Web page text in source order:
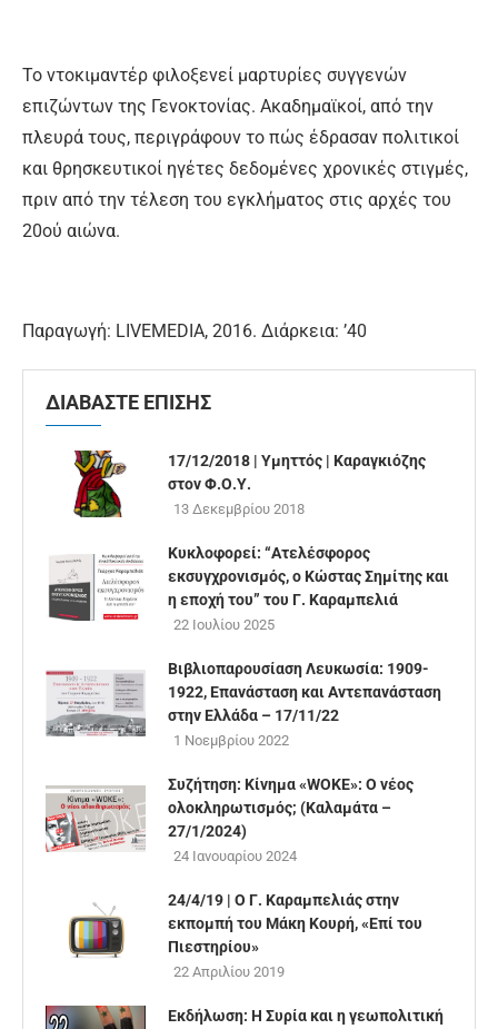
Το ντοκιμαντέρ φιλοξενεί μαρτυρίες συγγενών
επιζώντων της Γενοκτονίας. Ακαδημαϊκοί, από την
πλευρά τους, περιγράφουν το πώς έδρασαν πολιτικοί
και θρησκευτικοί ηγέτες δεδομένες χρονικές στιγμές,
πριν από την τέλεση του εγκλήματος στις αρχές του
20ού αιώνα.
Παραγωγή: LIVEMEDIA, 2016. Διάρκεια: ’40
ΔΙΑΒΑΣΤΕ ΕΠΙΣΗΣ
17/12/2018 | Υμηττός | Καραγκιόζης
στον Φ.Ο.Υ.
13 Δεκεμβρίου 2018
Κυκλοφορεί: “Aτελέσφορος
εκσυγχρονισμός, o Κώστας Σημίτης και
η εποχή του” του Γ. Καραμπελιά
22 Ιουλίου 2025
Βιβλιοπαρουσίαση Λευκωσία: 1909-
1922, Επανάσταση και Αντεπανάσταση
στην Ελλάδα – 17/11/22
1 Νοεμβρίου 2022
Συζήτηση: Κίνημα «WOKE»: Ο νέος
ολοκληρωτισμός; (Καλαμάτα –
27/1/2024)
24 Ιανουαρίου 2024
24/4/19 | Ο Γ. Καραμπελιάς στην
εκπομπή του Μάκη Κουρή, «Επί του
Πιεστηρίου»
22 Απριλίου 2019
Εκδήλωση: Η Συρία και η γεωπολιτική